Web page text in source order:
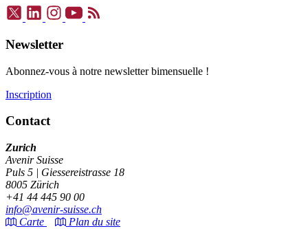
Newsletter
Abonnez-vous à notre newsletter bimensuelle !
Inscription
Contact
Zurich
Avenir Suisse
Puls 5 | Giessereistrasse 18
8005 Zürich
+41 44 445 90 00
info@avenir-suisse.ch
Carte
Plan du site